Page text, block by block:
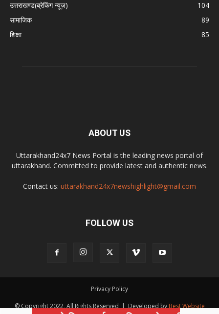
उत्तराखण्ड(ब्रेकिंग न्यूज़)
104
सामाजिक
89
शिक्षा
85
ABOUT US
Uttarakhand24x7 News Portal is the leading news portal of
uttarakhand. Committed to provide latest and authentic news.
Contact us: uttarakhand24x7newshighlight@gmail.com
FOLLOW US
Privacy Policy
© Copyright 2022, All Rights Reserved | Developed by Best Website